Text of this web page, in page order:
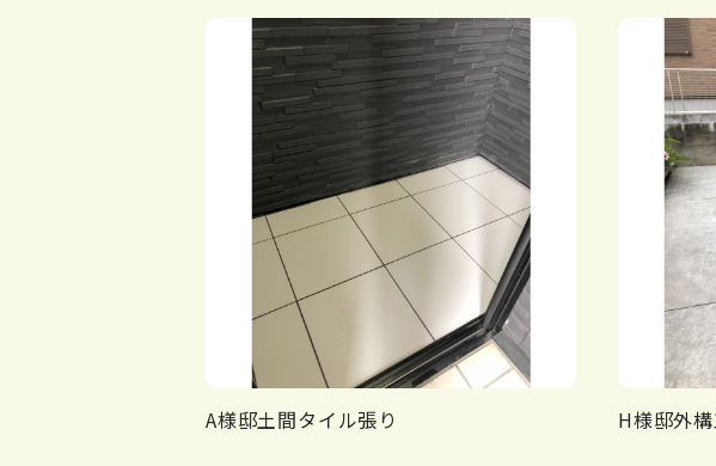
A様邸土間タイル張り H様邸外